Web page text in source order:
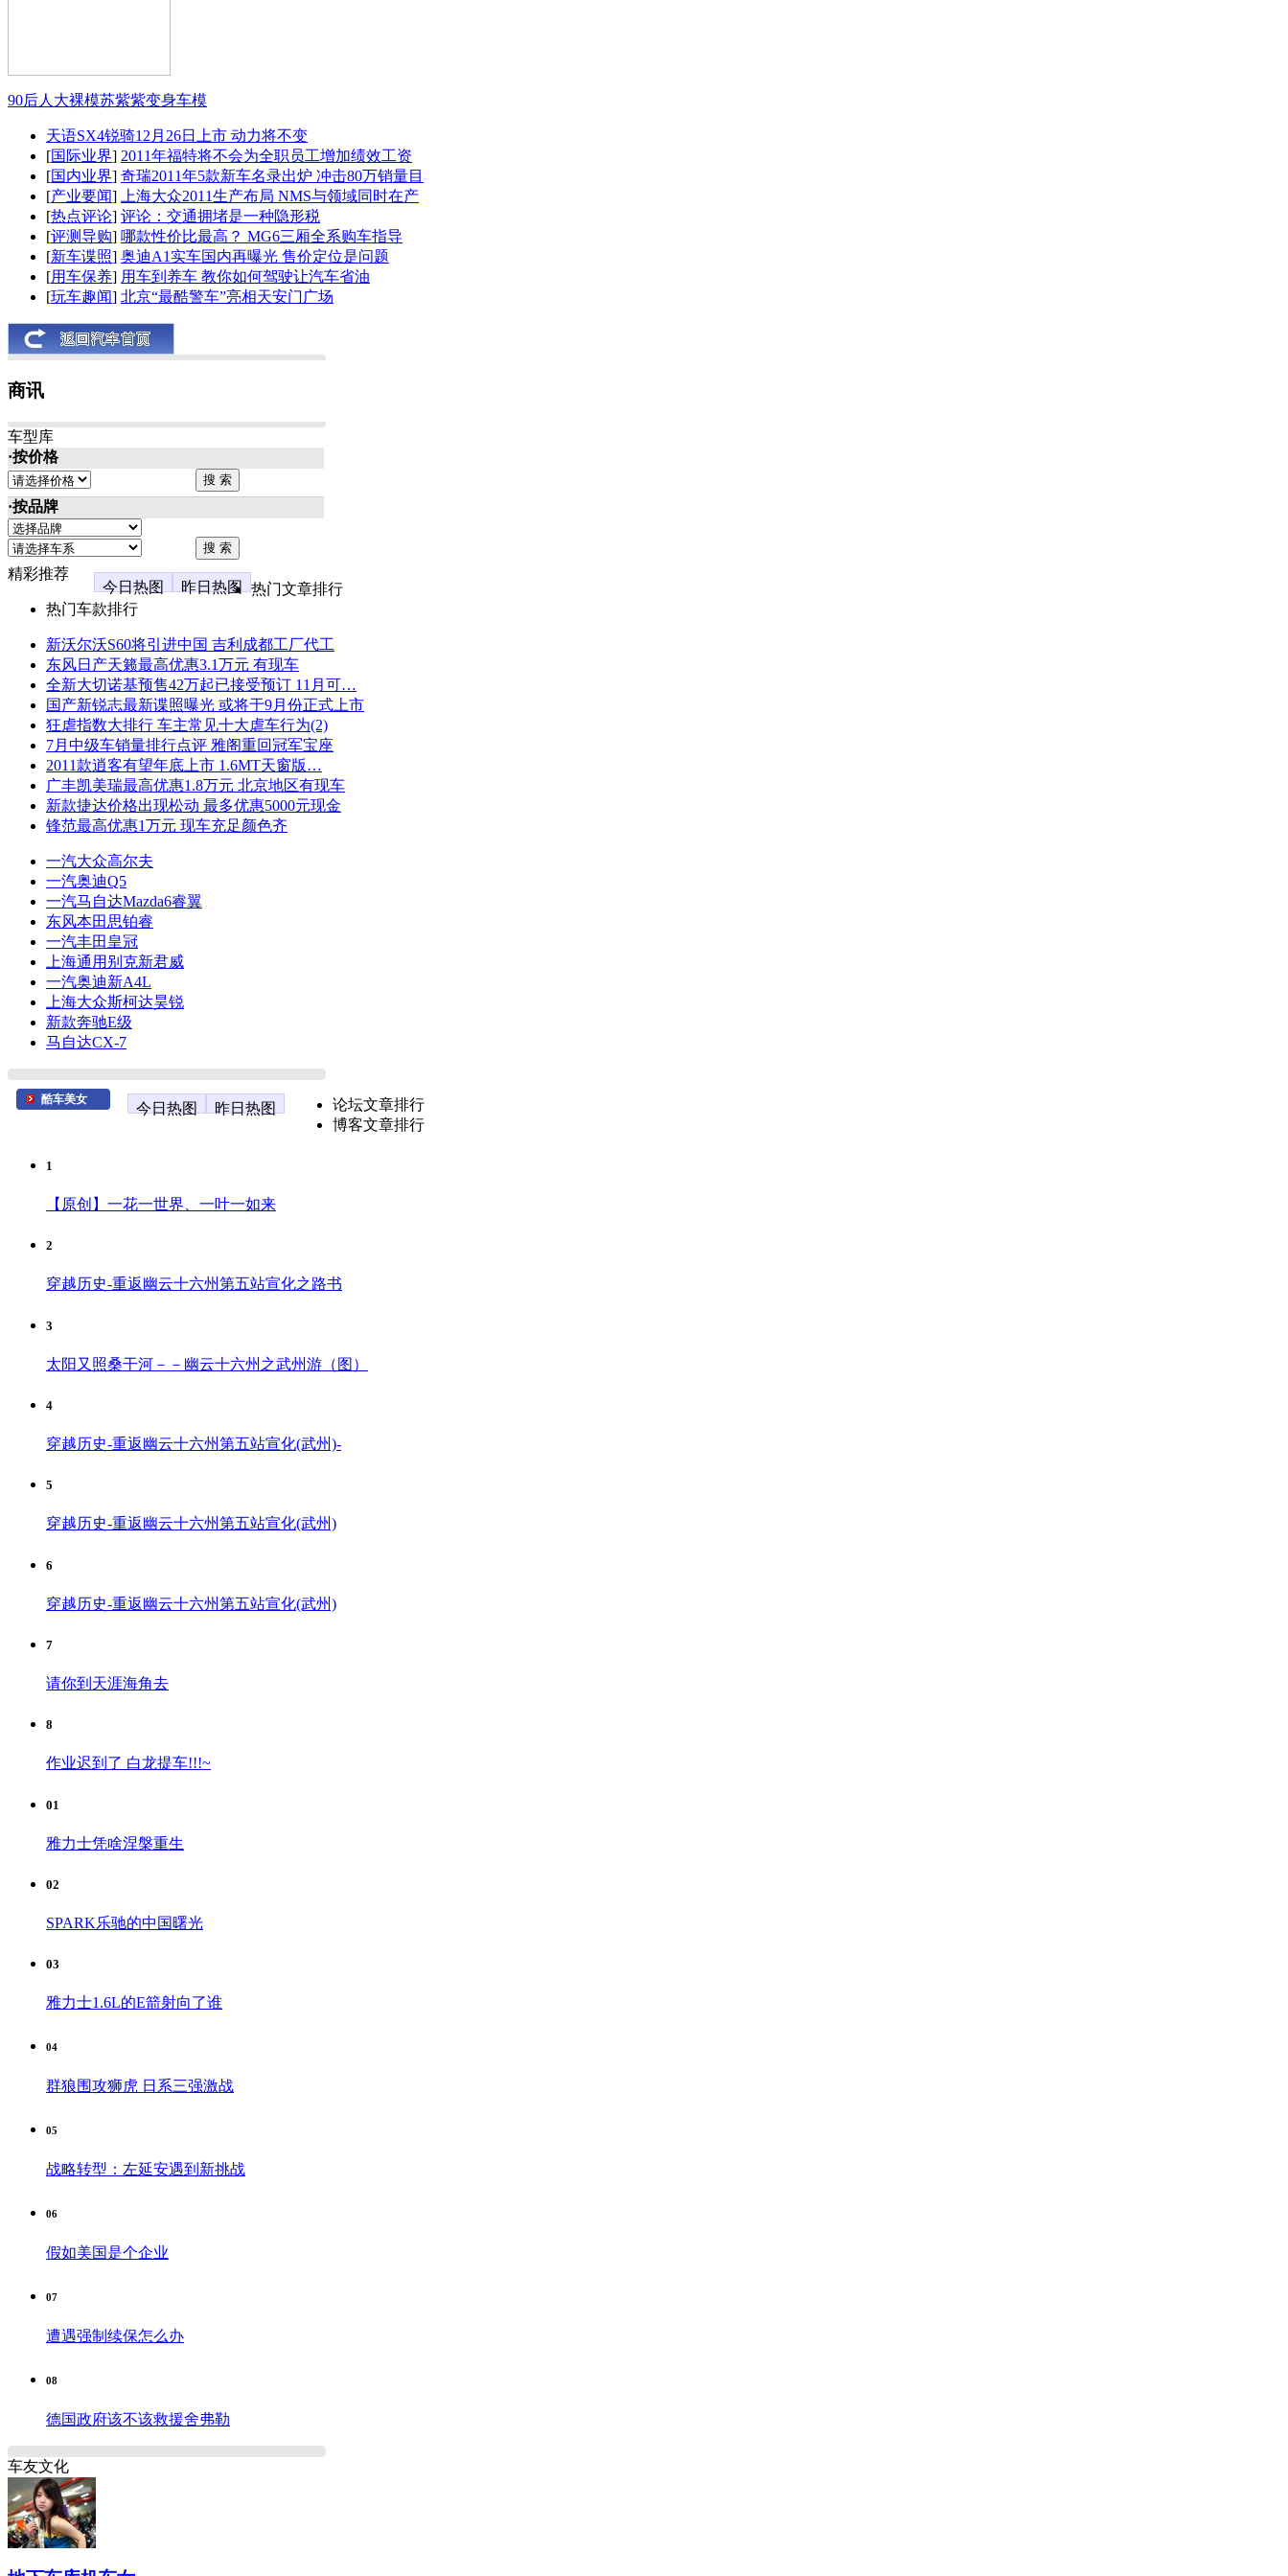
90后人大裸模苏紫紫变身车模
天语SX4锐骑12月26日上市 动力将不变
[国际业界] 2011年福特将不会为全职员工增加绩效工资
[国内业界] 奇瑞2011年5款新车名录出炉 冲击80万销量目
[产业要闻]
上海大众2011生产布局 NMS与领域同时在产
[热点评论] 评论：交通拥堵是一种隐形税
[评测导购] 哪款性价比最高？ MG6三厢全系购车指导
[新车谍照] 奥迪A1实车国内再曝光 售价定位是问题
[用车保养] 用车到养车 教你如何驾驶让汽车省油
[玩车趣闻] 北京“最酷警车”亮相天安门广场
商讯
车型库
·按价格
·按品牌
精彩推荐
今日热图
昨日热图
热门文章排行
热门车款排行
新沃尔沃S60将引进中国 吉利成都工厂代工
东风日产天籁最高优惠3.1万元 有现车
全新大切诺基预售42万起已接受预订 11月可…
国产新锐志最新谍照曝光 或将于9月份正式上市
狂虐指数大排行 车主常见十大虐车行为(2)
7月中级车销量排行点评 雅阁重回冠军宝座
2011款逍客有望年底上市 1.6MT天窗版…
广丰凯美瑞最高优惠1.8万元 北京地区有现车
新款捷达价格出现松动 最多优惠5000元现金
锋范最高优惠1万元 现车充足颜色齐
一汽大众高尔夫
一汽奥迪Q5
一汽马自达Mazda6睿翼
东风本田思铂睿
一汽丰田皇冠
上海通用别克新君威
一汽奥迪新A4L
上海大众斯柯达昊锐
新款奔驰E级
马自达CX-7
酷车美女
今日热图 昨日热图
论坛文章排行
博客文章排行
1
【原创】一花一世界、一叶一如来
2
穿越历史-重返幽云十六州第五站宣化之路书
3
太阳又照桑干河－－幽云十六州之武州游（图）
4
穿越历史-重返幽云十六州第五站宣化(武州)-
5
穿越历史-重返幽云十六州第五站宣化(武州)
6
穿越历史-重返幽云十六州第五站宣化(武州)
7
请你到天涯海角去
8
作业迟到了 白龙提车!!!~
01
雅力士凭啥涅槃重生
02
SPARK乐驰的中国曙光
03
雅力士1.6L的E箭射向了谁
04
群狼围攻狮虎 日系三强激战
05
战略转型：左延安遇到新挑战
06
假如美国是个企业
07
遭遇强制续保怎么办
08
德国政府该不该救援舍弗勒
车友文化